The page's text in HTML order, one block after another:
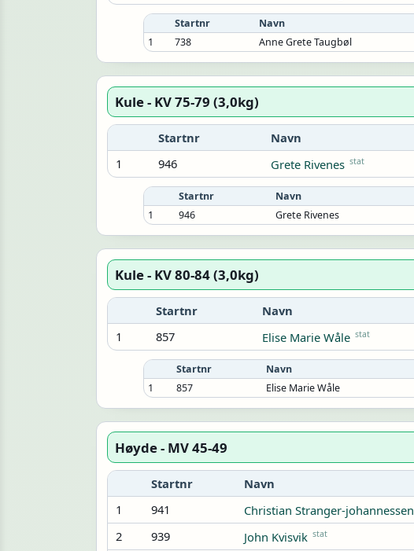
Startnr Navn
1
738 Anne Grete Taugbøl
Kule - KV 75-79 (3,0kg)
Startnr Navn
1
946 Grete Rivenes stat
Startnr Navn
1
946 Grete Rivenes
Kule - KV 80-84 (3,0kg)
Startnr Navn
1
857 Elise Marie Wåle stat
Startnr Navn
1
857 Elise Marie Wåle
Høyde - MV 45-49
Startnr Navn
1
941 Christian Stranger-johannessen
2
939 John Kvisvik stat